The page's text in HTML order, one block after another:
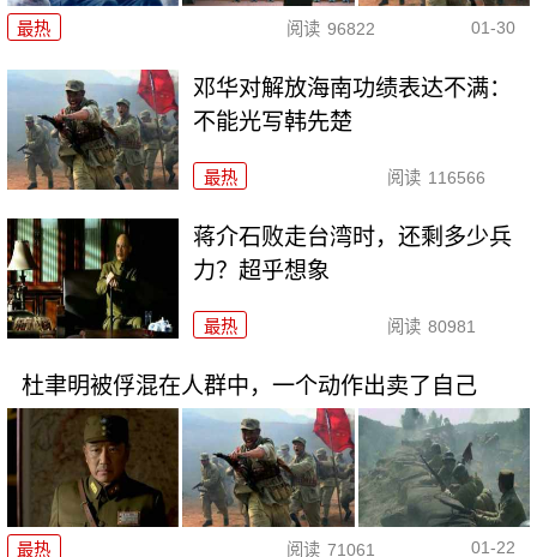
最热 阅读 96822 01-30
邓华对解放海南功绩表达不满：
不能光写韩先楚
最热 阅读 116566
蒋介石败走台湾时，还剩多少兵
力？超乎想象
最热 阅读 80981
杜聿明被俘混在人群中，一个动作出卖了自己
最热 阅读 71061 01-22